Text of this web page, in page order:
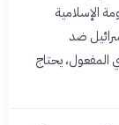
الإسلامية
ضد
المفعول، يحتاج